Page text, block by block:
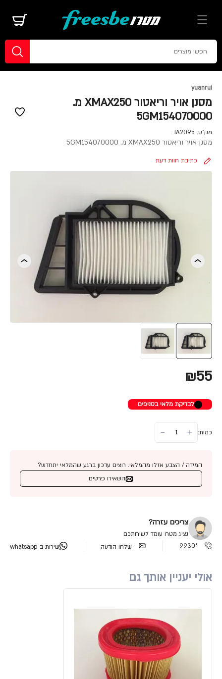
yuanrui
מסנן אויר וריאטור XMAX250 מ.
5GM154070000
מק"ט: JA2095
מסנן אויר וריאטור XMAX250 מ. 5GM154070000
כתיבת חוות דעת
₪55
לבדיקת מלאי בסניפים
כמות:
המידה / הצבע אזלו מהמלאי. רוצים עדכון ברגע שהמלאי יתחדש?
השאירו פרטים
צריכים עזרה?
נציג מטרו עומד לשירותכם
*9930
שלחו הודעה שירות ב-whatsapp
אולי יעניין אותך גם